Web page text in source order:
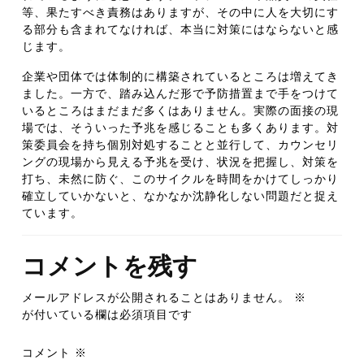
等、果たすべき責務はありますが、その中に人を大切にす
る部分も含まれてなければ、本当に対策にはならないと感
じます。
企業や団体では体制的に構築されているところは増えてき
ました。一方で、踏み込んだ形で予防措置まで手をつけて
いるところはまだまだ多くはありません。実際の面接の現
場では、そういった予兆を感じることも多くあります。対
策委員会を持ち個別対処することと並行して、カウンセリ
ングの現場から見える予兆を受け、状況を把握し、対策を
打ち、未然に防ぐ、このサイクルを時間をかけてしっかり
確立していかないと、なかなか沈静化しない問題だと捉え
ています。
コメントを残す
メールアドレスが公開されることはありません。
※
が付いている欄は必須項目です
コメント ※